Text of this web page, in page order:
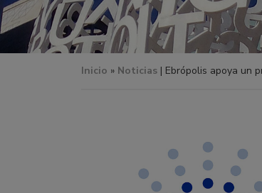
Inicio » Noticias | Ebrópolis apoya un